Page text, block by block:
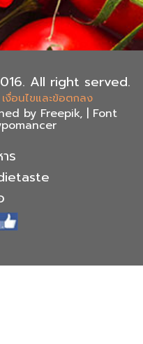
All right served.
เงื่อนไขและข้อตกลง
by Freepik, | Font
ร